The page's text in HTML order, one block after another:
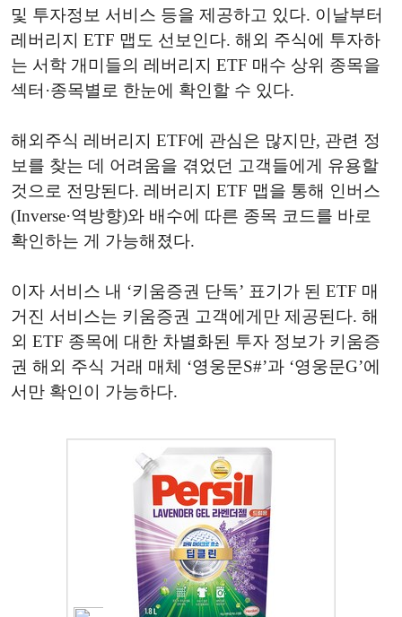
및 투자정보 서비스 등을 제공하고 있다. 이날부터
레버리지 ETF 맵도 선보인다. 해외 주식에 투자하
는 서학 개미들의 레버리지 ETF 매수 상위 종목을
섹터·종목별로 한눈에 확인할 수 있다.
해외주식 레버리지 ETF에 관심은 많지만, 관련 정
보를 찾는 데 어려움을 겪었던 고객들에게 유용할
것으로 전망된다. 레버리지 ETF 맵을 통해 인버스
(Inverse·역방향)와 배수에 따른 종목 코드를 바로
확인하는 게 가능해졌다.
이자 서비스 내 ‘키움증권 단독’ 표기가 된 ETF 매
거진 서비스는 키움증권 고객에게만 제공된다. 해
외 ETF 종목에 대한 차별화된 투자 정보가 키움증
권 해외 주식 거래 매체 ‘영웅문S#’과 ‘영웅문G’에
서만 확인이 가능하다.